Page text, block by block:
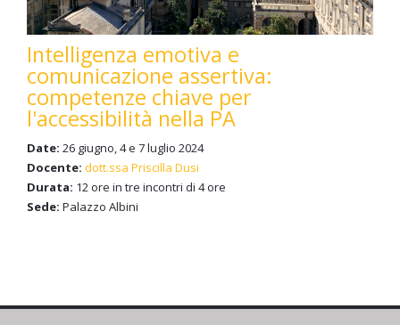
Intelligenza emotiva e
comunicazione assertiva:
competenze chiave per
l'accessibilità nella PA
Date: 26 giugno, 4 e 7 luglio 2024
Docente: dott.ssa Priscilla Dusi
Durata: 12 ore in tre incontri di 4 ore
Sede: Palazzo Albini